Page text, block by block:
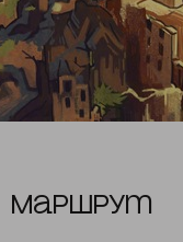
Маршрут